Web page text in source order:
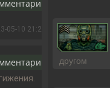
05-10 21:22:42
другом